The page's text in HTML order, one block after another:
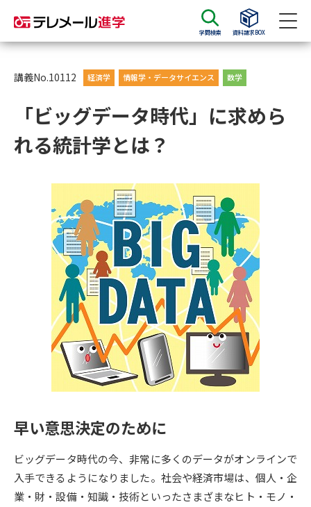
学問検索 資料請求BOX
資料請求 資料検索
大学・短大の資料種類から請求
総合型選抜・学校推薦型選抜 募
集要項＆願書
大学入学共通テスト利用選抜の
募集要項＆願書
過去問題集
大学・短大以外の資料から請求
専門学校の資料請求 大学院の資料請求
留学・進学関連、塾・予備校
大学入学共通テスト「受験案
内」の請求
大学入学共通テスト「受験上の
配慮案内」の請求
高等学校卒業程度認定試験
幼稚園教員資格認定試験
高等学校（情報）教員資格認定
試験
講義No.10112 経済学 情報学・データサイエンス 数学
「ビッグデータ時代」に求めら
れる統計学とは？
早い意思決定のために
ビッグデータ時代の今、非常に多くのデータがオンラインで
入手できるようになりました。社会や経済市場は、個人・企
業・財・設備・知識・技術といったさまざまなヒト・モノ・